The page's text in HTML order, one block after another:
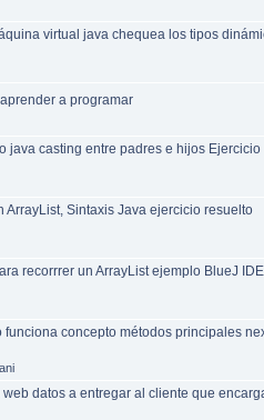
virtual java chequea los tipos
a programar
java casting entre padres e hijos Ejercicio
ArrayList, Sintaxis Java ejercicio resuelto
recorrrer un ArrayList ejemplo BlueJ IDE
funciona concepto métodos principales
datos a entregar al cliente que